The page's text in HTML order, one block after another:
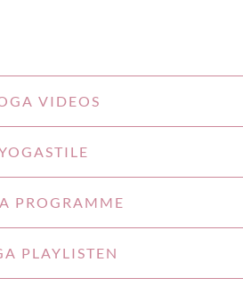
VIDEOS
PROGRAMME
PLAYLISTEN